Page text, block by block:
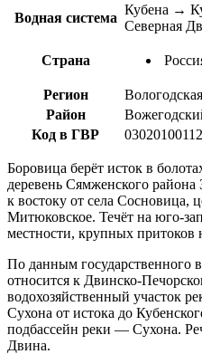
Водная система
Кубена →
Северная
Страна
Регион
Район
Код в ГВР
Боровица берёт исток в
деревень Сямженского
к востоку от села Сосновица,
Митюковское. Течёт на юго-
местности, крупных притоков
По данным государственного
относится к Двинско-
водохозяйственный участок
Сухона от истока до
подбассейн реки — Сухона.
Двина.